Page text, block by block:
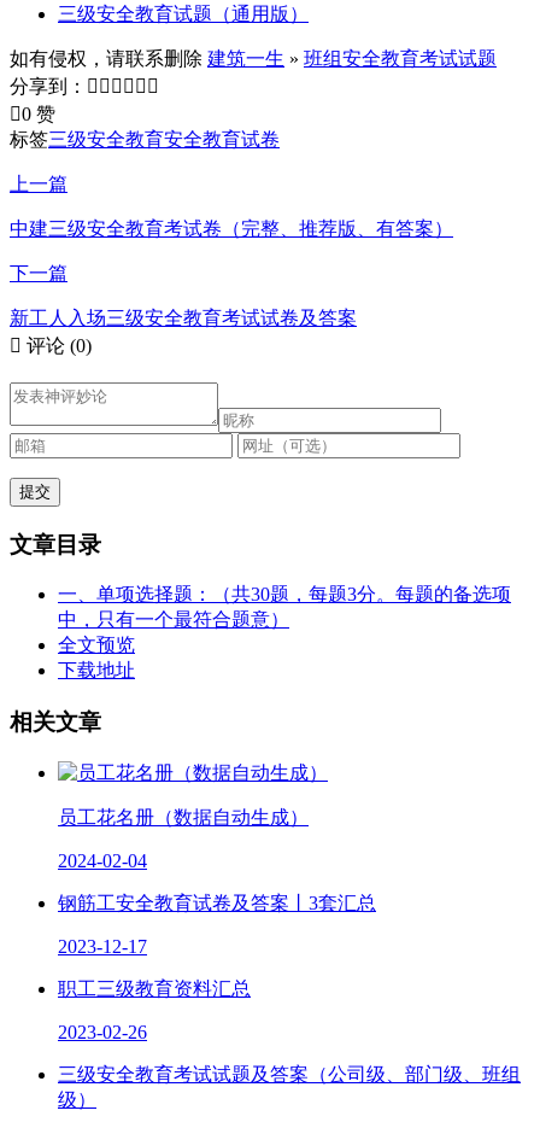
三级安全教育试题（通用版）
如有侵权，请联系删除 建筑一生 » 班组安全教育考试试题
分享到：      
0 赞
标签三级安全教育安全教育试卷
上一篇
中建三级安全教育考试卷（完整、推荐版、有答案）
下一篇
新工人入场三级安全教育考试试卷及答案
 评论 (0)
文章目录
一、单项选择题：（共30题，每题3分。每题的备选项
中，只有一个最符合题意）
全文预览
下载地址
相关文章
员工花名册（数据自动生成）
2024-02-04
钢筋工安全教育试卷及答案丨3套汇总
2023-12-17
职工三级教育资料汇总
2023-02-26
三级安全教育考试试题及答案（公司级、部门级、班组
级）